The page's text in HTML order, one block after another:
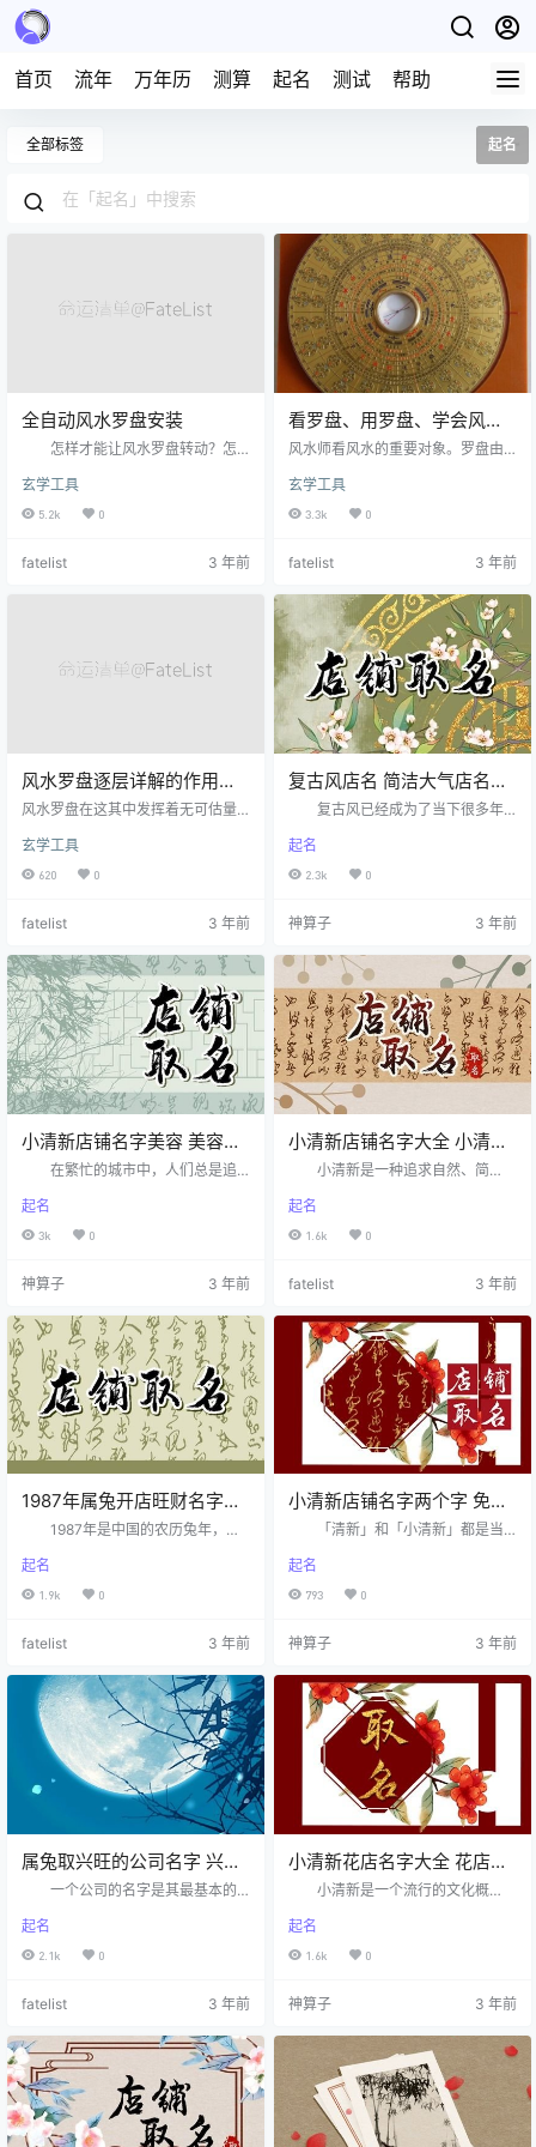
首页 流年 万年历 测算 起名 测试 帮助
全部标签 起名
全自动风水罗盘安装
怎样才能让风水罗盘转动？怎
——方盘。转动灵活自如？用手轻
轻拨动！滑润松手！不存在要另行
正具具体做事，要不得，不能用这
问全自动电脑风水罗盘是怎么样
的？与传统的有什么区别…
玄学工具
5.2k 0
fatelist 3 年前
看罗盘、用罗盘、学会风水
罗盘
风水师看风水的重要对象。罗盘由
池： 也叫海底，亦就是指南针。罗
盘的天池由顶针、磁鍼、海底线、
尖头的顶针，磁鍼的底面中间有一
有箭头的那端所指的方位是南，另
一端指向北国。 天池的底面上（海
底）绘有一条红线，称为海底线，
北端两侧有两个红点，操纵时要使
磁鍼的指北端与海底…
玄学工具
3.3k 0
fatelist 3 年前
风水罗盘逐层详解的作用及
操作方法
风水罗盘在这其中发挥着无可估量
道风水罗盘的起源，它的操作方法
以及具体作用呢？今时今日，就让
我们一起来研究一下这风水学的中
罗盘是风水师的工具，可以说是风
前才会把最重要的衣钵及秘诀，传
于喜爱的得力弟子门生。罗盘也是
上师传承法物之一。师父传法与弟
子衣钵，就证明把毕生的心血及期
望与满盘托负交给了弟子，通常在
江湖业界…
玄学工具
620 0
fatelist 3 年前
复古风店名 简洁大气店名推
复古风已经成为了当下很多年
装、饰品到建筑装修、店面设计，
复古风格已经逐渐走入人们的生活
中。在这样的背景下，一些取复古
生活中的一部分。 复古风店名
的地理位置 一个店铺的名字，
根据所在地理位置取名是非常重要
的，因为这样会直接影响店铺的生
意，影响顾客对店铺的看法。如果
店铺名字不适合，这个地理位置也
会遭到…
起名
2.3k 0
神算子 3 年前
小清新店铺名字美容 美容店
铺取名推荐
在繁忙的城市中，人们总是追
新美容店铺便是这种生活方式的象
征，它的名字代表了一种轻盈、自
然的美好，为人们带来了新鲜感和
自于一种清新的美学风格，它追求
体验。那怎样的店铺名才适合小清
新美容店呢？ 小清新美容店铺
取名技巧： 1、从竞争的角度命
名 店铺的名字是市场竞争的无
声武器。如果名字起的好，就能增
加自己…
起名
3k 0
神算子 3 年前
小清新店铺名字大全 小清新
店铺名推荐
小清新是一种追求自然、简
都市中越来越受到欢迎。随着小清
新风格的流行，许多小清新店铺也
应运而生。这些店铺以自然、优
轻松、愉悦的购物体验。以下是一
清新店铺取名技巧： 1、好记
公司起名好记是指名称简洁有深
义，琅琅上口，易于记忆，在捕捉
住顾客的视觉与听觉的同时，也留
在了顾客的记忆深处。 2、好看
起名
1.6k 0
fatelist 3 年前
1987年属兔开店旺财名字大
全 旺财名字合集
1987年是中国的农历兔年，他
明，还具备思想、有艺术天赋等优
点。如果你是一位属兔的创业者，
好运。那么，以下是一些以1987年
考。 1987年属兔开店旺财名字
取名技巧 1、根据成语为店铺取
名 成语典故多来自于民间，因
众人对于某个字词的提及频率过高
从而形成的固定用词，这些成语…
起名
1.9k 0
fatelist 3 年前
小清新店铺名字两个字 免费
店铺名推荐
「清新」和「小清新」都是当
一种以简约、轻盈、自然为特点的
感觉。在现代社会的高压生活节奏
铺也越来越受欢迎。那么自带「小
呢？ 「小公司起名清新」店铺
取名技巧： 1、人名地名命名法
还有很多公司会根据人名或者
地名来进行公司起名。由于人名和
地名具备有特殊的涵义，因此往往
以人…
起名
793 0
神算子 3 年前
属兔取兴旺的公司名字 兴旺
的公司名字
一个公司的名字是其最基本的
色，还可以传达公司的品牌价值和
文化内涵。尤其对于属兔者来说，
兴旺。在这篇文章中，我将分享一
巧和名称推荐。 属兔取兴旺公
司名字的技巧 1、名字简短精
确 有许多公司起名的方法注重
起名的寓意和吉利，用的字词大多
与公司主体业务无关，对于起步的
公司来说…
起名
2.1k 0
fatelist 3 年前
小清新花店名字大全 花店名
称推荐
小清新是一个流行的文化概
人们的喜爱，因此在各种行业中也
涌现出了大量的小清新品牌。花店
业，以他们独特的品牌理念和风格
对小清新风格的理解和追求。
小清新花店取名技巧 1、好记：
好记是指名称简洁有深义，琅琅上
口，易于记忆，在捕捉住顾客的视
觉与听觉…
起名
1.6k 0
神算子 3 年前